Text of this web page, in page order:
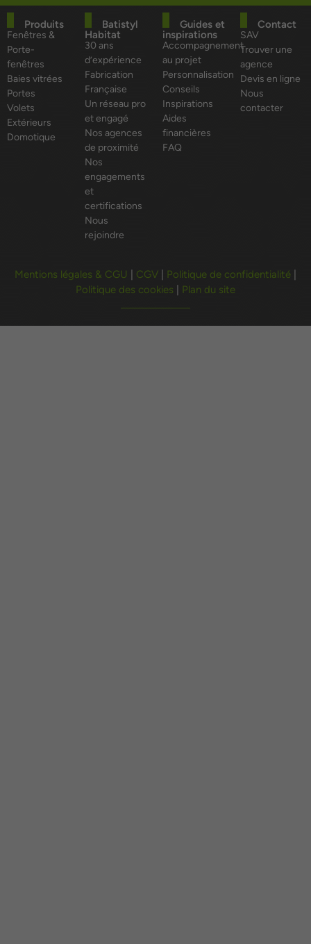
Produits
Fenêtres &
Porte-
fenêtres
Baies vitrées
Portes
Volets
Extérieurs
Domotique
Batistyl
Habitat
30 ans
d’expérience
Fabrication
Française
Un réseau pro
et engagé
Nos agences
de proximité
Nos
engagements
et
certifications
Nous
rejoindre
Guides et
inspirations
Accompagnement
au projet
Personnalisation
Conseils
Inspirations
Aides
financières
FAQ
Contact
SAV
Trouver une
agence
Devis en ligne
Nous
contacter
Mentions légales & CGU CGV Politique de confidentialité
Politique des cookies
Plan du site